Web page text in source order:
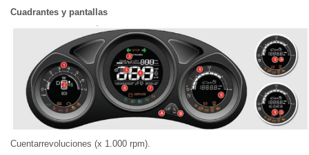
Cuadrantes y pantallas
Cuentarrevoluciones (x 1.000 rpm).